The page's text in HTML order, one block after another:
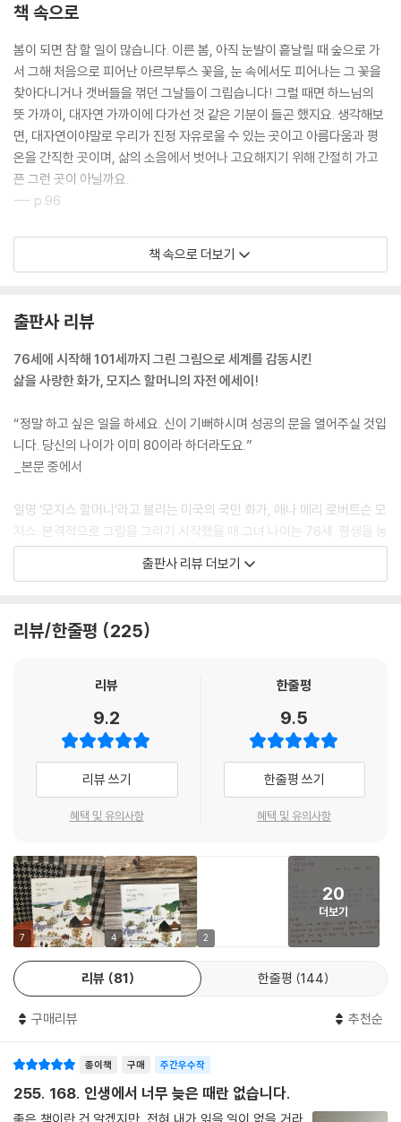
책 속으로
봄이 되면 참 할 일이 많습니다. 이른 봄, 아직 눈발이 흩날릴 때 숲으로 가
서 그해 처음으로 피어난 아르부투스 꽃을, 눈 속에서도 피어나는 그 꽃을
찾아다니거나 갯버들을 꺾던 그날들이 그립습니다! 그럴 때면 하느님의
뜻 가까이, 대자연 가까이에 다가선 것 같은 기분이 들곤 했지요. 생각해보
면, 대자연이야말로 우리가 진정 자유로울 수 있는 곳이고 아름다움과 평
온을 간직한 곳이며, 삶의 소음에서 벗어나 고요해지기 위해 간절히 가고
픈 그런 곳이 아닐까요.
--- p.96
나는 다혈질처럼 흥분해서 난리를 피운 적은 거의 없었던 것 같습니다. 젊
었을 때도 그런 적이 없어요. 화가 나면 그저 가만히 머릿속으로 ‘이쉬카비
하게 되면, 몇 분만 지나도 안 할 말과 행동을 하게 되지요. 하지만 벌컥 화
를 내버리는 게 앙심을 품고 꽁해 있는 것보다 나을 때도 있습니다. 꽁해 있
다 보면 자기 속만 썩어 들어가니까요.
애나가 집을 떠나기 전에 나는 처음으로 투표를 했습니다. 나는 여자도 투
표를 할 수 있어야 한다고 생각합니다. 여자도 남자와 똑같이 일하는데 목
고요. 여자가 가정을 돌보아야 한다고 해도 가정을 돌보는 것에 관한 자기
주장을 펼 수 있어야 하지요. 투표권을 갖게 된 이후 여성들은 더 많은 자유
를 누리게 되었습니다.
그림을 조금씩 그리긴 했지만요. 그런데 한번은 여동생 셀레스티아가 놀러
나는 동생 말대로 했어요. 소일거리 삼아 그림을 시작했습니다. 수를 놓는
일이나 그림을 그리는 일이나 내게는 다 똑같았어요.
--- p.243
그다음엔 진 헐리가 유명해지니 기분이 어떤지, 내 그림으로 만든 크리스
마스카드에 대해 어떻게 생각하는지 묻더군요. 나는 이렇게 대답했어요.
“아, 유명세는 크게 신경 쓰지 않는 편이고요. 그보단 다음엔 어떤 그림을
관해서는 딱히 할 말이 생각나지 않는데, 애리조나주에 사는 손녀딸이 나
를 놀리더라고요. 빗자루가 아니라 붓 자루를 타고 전국을 날아다니는 마
귀할멈이라고.”
--- p.263
이튿날인 5월 15일 일요일에는 트루먼 여사가 우리를 블레어하우스로 초
대해 차를 대접해주었습니다. 차를 다 마셔갈 무렵 요란하게 천둥 번개가
치는 바람에 모두들 소파에 앉아 비가 그치길 기다렸어요. 옆에 앉은 트루
요”라고 하더군요. 이 할머니가 겁먹을까봐 걱정이 되었나 봅니다. 대통령
과 이야기를 나누어 보니 꼭 내 아들 같더군요. 나는 피아노 한 곡을 연주해
달라고 부탁했습니다. 그래서 대통령이 피아노를 연주해주었는데, 참 듣기
책 속으로 더보기
출판사 리뷰
76세에 시작해 101세까지 그린 그림으로 세계를 감동시킨
삶을 사랑한 화가, 모지스 할머니의 자전 에세이!
“정말 하고 싶은 일을 하세요. 신이 기뻐하시며 성공의 문을 열어주실 것입
니다. 당신의 나이가 이미 80이라 하더라도요.”
_본문 중에서
일명 ‘모지스 할머니’라고 불리는 미국의 국민 화가, 애나 메리 로버트슨 모
지스. 본격적으로 그림을 그리기 시작했을 때 그녀 나이는 76세. 평생을 농
장 아낙으로 살던 그녀는 소일거리 삼아 놓던 자수가 관절염 때문에 어려
워지자 바늘 대신 붓을 들어 그림을 그렸다. 모든 사람이 늦었다고 말할 때
0세에 세계적인 화가가 되었다. ‘늦은’ 나이에 취미 삼아 시작한 그림이었
충분했다. 라디오와 텔레비전 출연은 물론이고 당시 여성으로서는 드물게
었다. 92세에는 자서전을 출간하기에 이르는데, 하나의 문화 현상에 가까
웠던 인기를 생각해본다면 할머니의 책이 베스트셀러가 되는 건 당연했다.
『인생에서 너무 늦은 때란 없습니다』는 모지스 할머니의 자서전과 사랑이
넘치는 그림 67점을 한데 모아 엮은 그녀의 자전 에세이다. 할머니가 직접
마치 우리네 인생처럼 그저 매일에 충실하고 변하는 계절에 순응하며 그
안에서 기쁨을 찾는 소박한 일상의 연속이다. 그럼에도 불구하고 그녀의
따뜻한 그림과 삶에 대한 믿음 그리고 진취적인 자세는 동시대를 넘어 지
금까지도 우리 곁에 생생히 남아 희망이 되고 있다. 늘 누군가의 도움에 기
대기보다 제힘으로 살아내고 싶었다는 모지스 할머니. 이 책을 통해 그녀
의 일상을 들여다보는 것만으로도 다시금 무엇이든 시작할 수 있을 용기와
위로를 얻을 수 있을 것이다.
무언가를 시작하기엔 이미 늦었다고 생각될 때,
그래도 끝까지 자신의 인생을 사랑하고 싶다면!
“추억과 희망이란 참으로 묘한 것이, 추억은 뒤를 돌아보는 거고 희망은 앞
출판사 리뷰 더보기
리뷰/한줄평 225
리뷰
9.2
리뷰 쓰기
혜택 및 유의사항
한줄평
9.5
한줄평 쓰기
혜택 및 유의사항
7 4 2
20
더보기
리뷰 81 한줄평 144
구매리뷰 추천순
종이책 구매 주간우수작
255. 168. 인생에서 너무 늦은 때란 없습니다.